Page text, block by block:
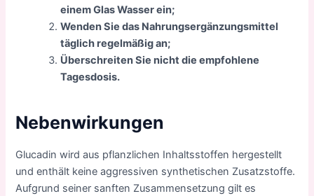
einem Glas Wasser ein;
Wenden Sie das Nahrungsergänzungsmittel
täglich regelmäßig an;
Überschreiten Sie nicht die empfohlene
Tagesdosis.
Nebenwirkungen
Glucadin wird aus pflanzlichen Inhaltsstoffen hergestellt
und enthält keine aggressiven synthetischen Zusatzstoffe.
Aufgrund seiner sanften Zusammensetzung gilt es